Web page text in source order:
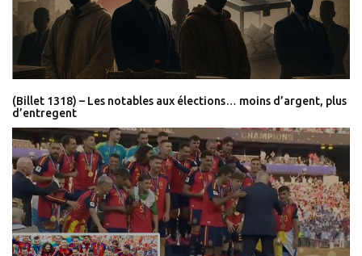
(Billet 1318) – Les notables aux élections… moins d’argent, plus
d’entregent